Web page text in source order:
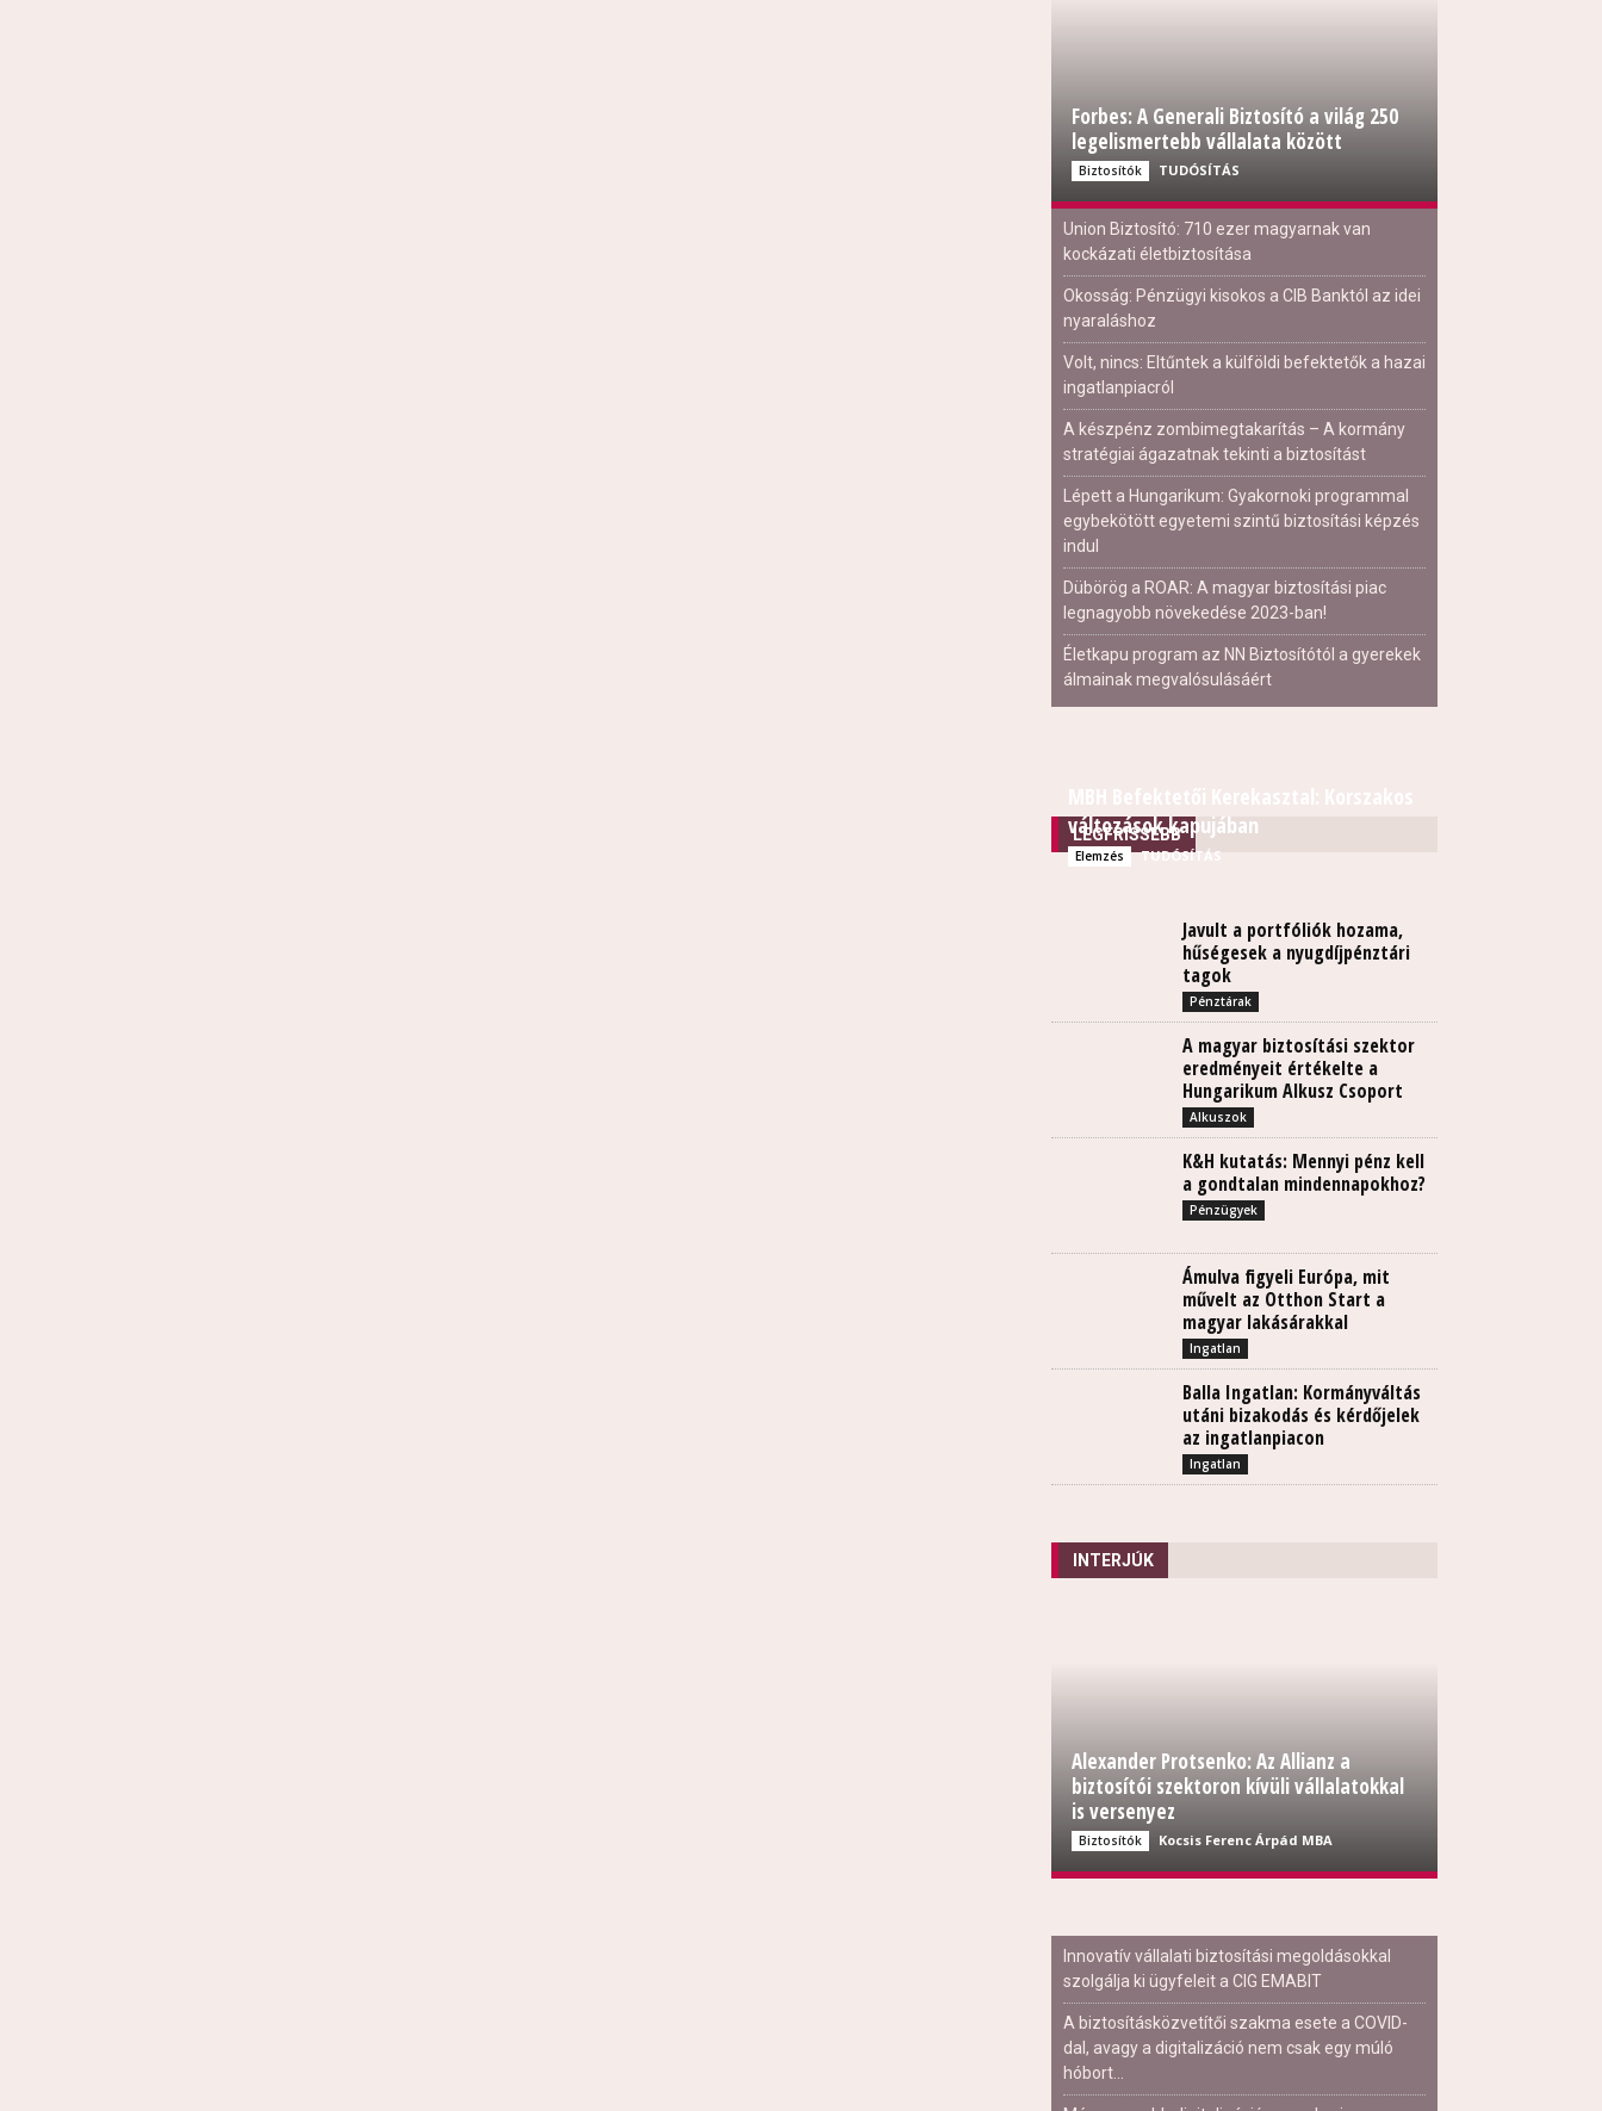
Forbes: A Generali Biztosító a világ 250
legelismertebb vállalata között
Biztosítók TUDÓSÍTÁS
Union Biztosító: 710 ezer magyarnak van
kockázati életbiztosítása
Okosság: Pénzügyi kisokos a CIB Banktól az idei
nyaraláshoz
Volt, nincs: Eltűntek a külföldi befektetők a hazai
ingatlanpiacról
A készpénz zombimegtakarítás – A kormány
stratégiai ágazatnak tekinti a biztosítást
Lépett a Hungarikum: Gyakornoki programmal
egybekötött egyetemi szintű biztosítási képzés
indul
Dübörög a ROAR: A magyar biztosítási piac
legnagyobb növekedése 2023-ban!
Életkapu program az NN Biztosítótól a gyerekek
álmainak megvalósulásáért
LEGFRISSEBB
változások kapujában
Elemzés TUDÓSÍTÁS
Javult a portfóliók hozama,
hűségesek a nyugdíjpénztári
tagok
Pénztárak
A magyar biztosítási szektor
eredményeit értékelte a
Hungarikum Alkusz Csoport
Alkuszok
K&H kutatás: Mennyi pénz kell
a gondtalan mindennapokhoz?
Pénzügyek
Ámulva figyeli Európa, mit
művelt az Otthon Start a
magyar lakásárakkal
Ingatlan
Balla Ingatlan: Kormányváltás
utáni bizakodás és kérdőjelek
az ingatlanpiacon
Ingatlan
INTERJÚK
Alexander Protsenko: Az Allianz a
biztosítói szektoron kívüli vállalatokkal
is versenyez
Biztosítók Kocsis Ferenc Árpád MBA
Innovatív vállalati biztosítási megoldásokkal
szolgálja ki ügyfeleit a CIG EMABIT
A biztosításközvetítői szakma esete a COVID-
dal, avagy a digitalizáció nem csak egy múló
hóbort...